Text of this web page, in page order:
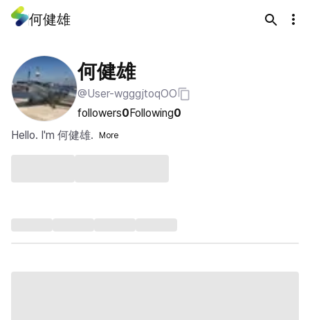
何健雄
何健雄
@User-wgggjtoqOO
followers0Following0
Hello. I'm 何健雄.
More